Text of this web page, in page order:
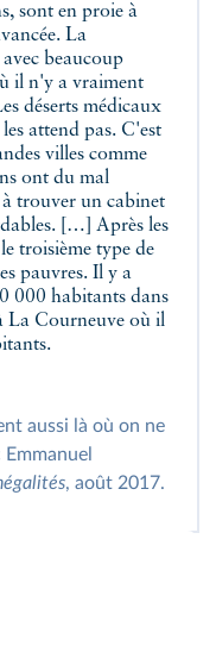
sont en proie à
La
beaucoup
il n'y a vraiment
déserts médicaux
attend pas. C'est
villes comme
ont du mal
trouver un cabinet
[…] Après les
troisième type de
pauvres. Il y a
000 habitants dans
La Courneuve où il
aussi là où on ne
, août 2017.